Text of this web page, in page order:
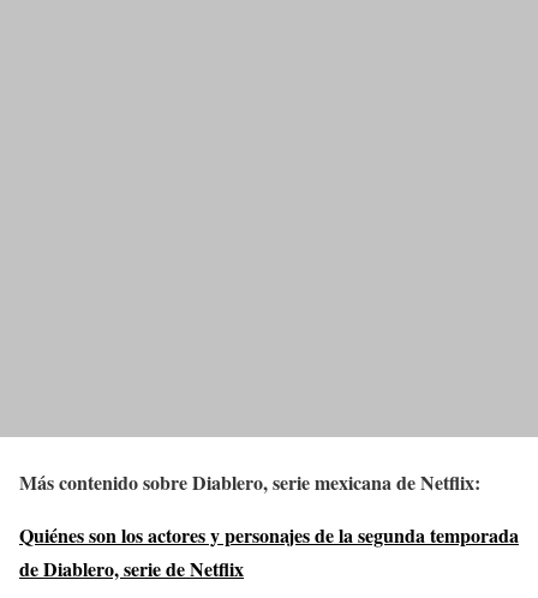
Más contenido sobre Diablero, serie mexicana de Netflix:
Quiénes son los actores y personajes de la segunda temporada
de Diablero, serie de Netflix